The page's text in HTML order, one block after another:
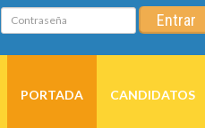
Contraseña Entrar
PORTADA CANDIDATOS